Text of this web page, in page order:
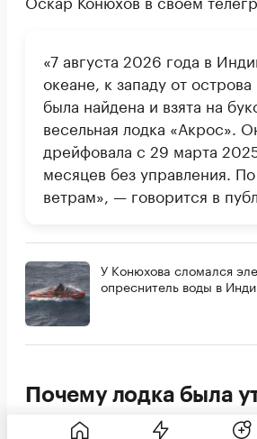
«7 августа 2026 года в
океане, к западу от
была найдена и взята на
весельная лодка «Акрос».
дрейфовала с 29 марта
месяцев без управления.
ветрам», — говорится в
У Конюхова сломался
опреснитель воды в
Почему лодка была